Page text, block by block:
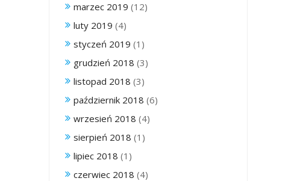
marzec 2019 (12)
luty 2019 (4)
styczeń 2019 (1)
grudzień 2018 (3)
listopad 2018 (3)
październik 2018 (6)
wrzesień 2018 (4)
sierpień 2018 (1)
lipiec 2018 (1)
czerwiec 2018 (4)